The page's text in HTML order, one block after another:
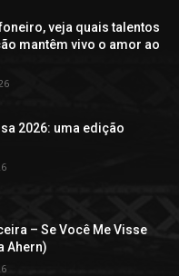
veja quais talentos
mantêm vivo o amor ao
2026: uma edição
– Se Você Me Visse
Ahern)